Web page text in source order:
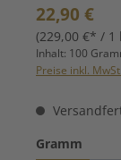
Regulärer
22,90 €
(229,00 €* / 1
Inhalt: 100
Preise inkl.
Gramm